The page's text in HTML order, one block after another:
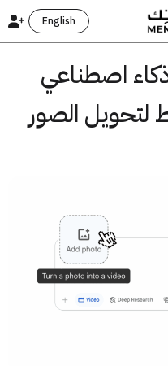
English
اصطناعي
الصور